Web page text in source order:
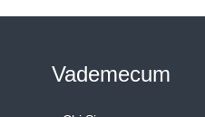
Vademecum